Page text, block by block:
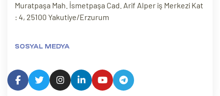
Muratpaşa Mah. İsmetpaşa Cad. Arif Alper iş Merkezi Kat
: 4, 25100 Yakutiye/Erzurum
SOSYAL MEDYA